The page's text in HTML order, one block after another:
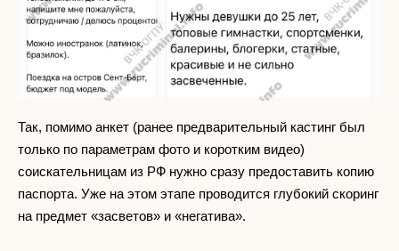
Так, помимо анкет (ранее предварительный кастинг был
только по параметрам фото и коротким видео)
соискательницам из РФ нужно сразу предоставить копию
паспорта. Уже на этом этапе проводится глубокий скоринг
на предмет «засветов» и «негатива».